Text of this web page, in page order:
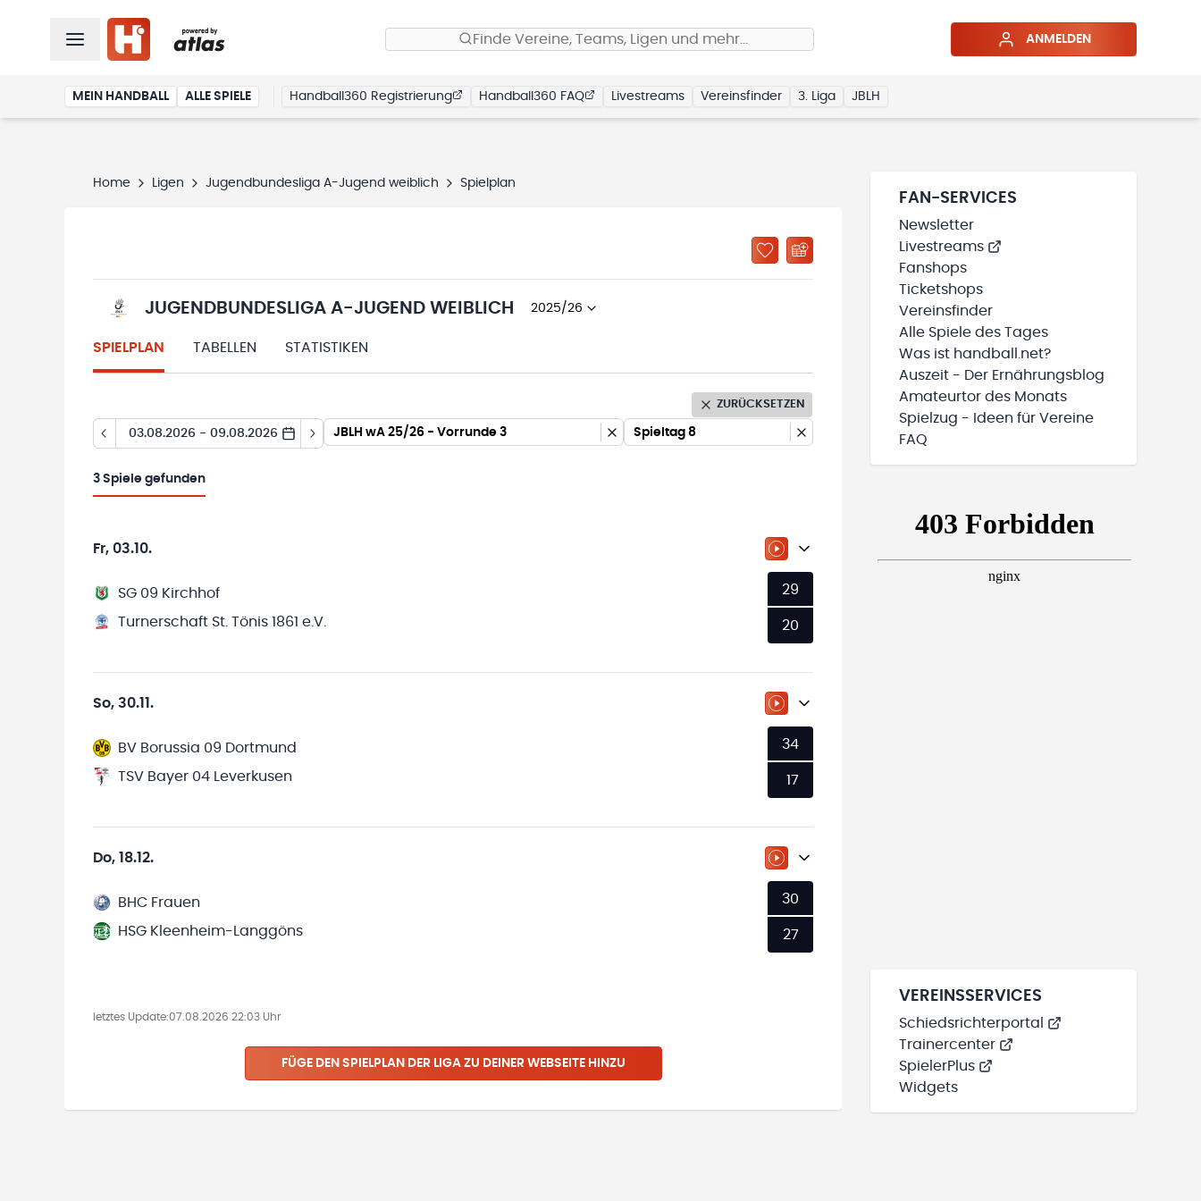
Finde Vereine, Teams, Ligen und mehr… ANMELDEN
MEIN HANDBALL ALLE SPIELE Handball360 Registrierung Handball360 FAQ Livestreams Vereinsfinder 3. Liga JBLH
Home Ligen Jugendbundesliga A-Jugend weiblich Spielplan
JUGENDBUNDESLIGA A-JUGEND WEIBLICH 2025/26
SPIELPLAN TABELLEN STATISTIKEN
ZURÜCKSETZEN
03.08.2026 - 09.08.2026 JBLH wA 25/26 - Vorrunde 3 Spieltag 8
3 Spiele gefunden
Fr, 03.10.
ZUM LIVESTREAM
SG 09 Kirchhof
Turnerschaft St. Tönis 1861 e.V.
29
20
So, 30.11.
ZUM LIVESTREAM
BV Borussia 09 Dortmund
TSV Bayer 04 Leverkusen
34
17
Do, 18.12.
ZUM LIVESTREAM
BHC Frauen
HSG Kleenheim-Langgöns
30
27
letztes Update:07.08.2026 22:03 Uhr
FÜGE DEN SPIELPLAN DER LIGA ZU DEINER WEBSEITE HINZU
FAN-SERVICES
Newsletter
Livestreams
Fanshops
Ticketshops
Vereinsfinder
Alle Spiele des Tages
Was ist handball.net?
Auszeit - Der Ernährungsblog
Amateurtor des Monats
Spielzug - Ideen für Vereine
FAQ
VEREINSSERVICES
Schiedsrichterportal
Trainercenter
SpielerPlus
Widgets